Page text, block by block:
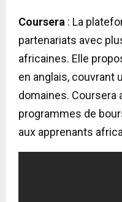
Coursera : La
partenariats avec
africaines. Elle
en anglais, couvrant
domaines. Coursera
programmes de
aux apprenants